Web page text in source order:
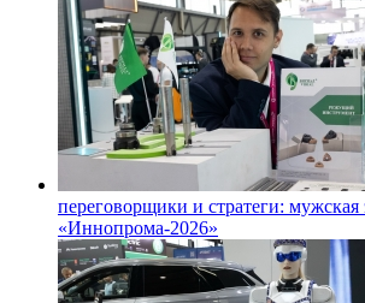
переговорщики и стратеги: мужская
«Иннопрома-2026»